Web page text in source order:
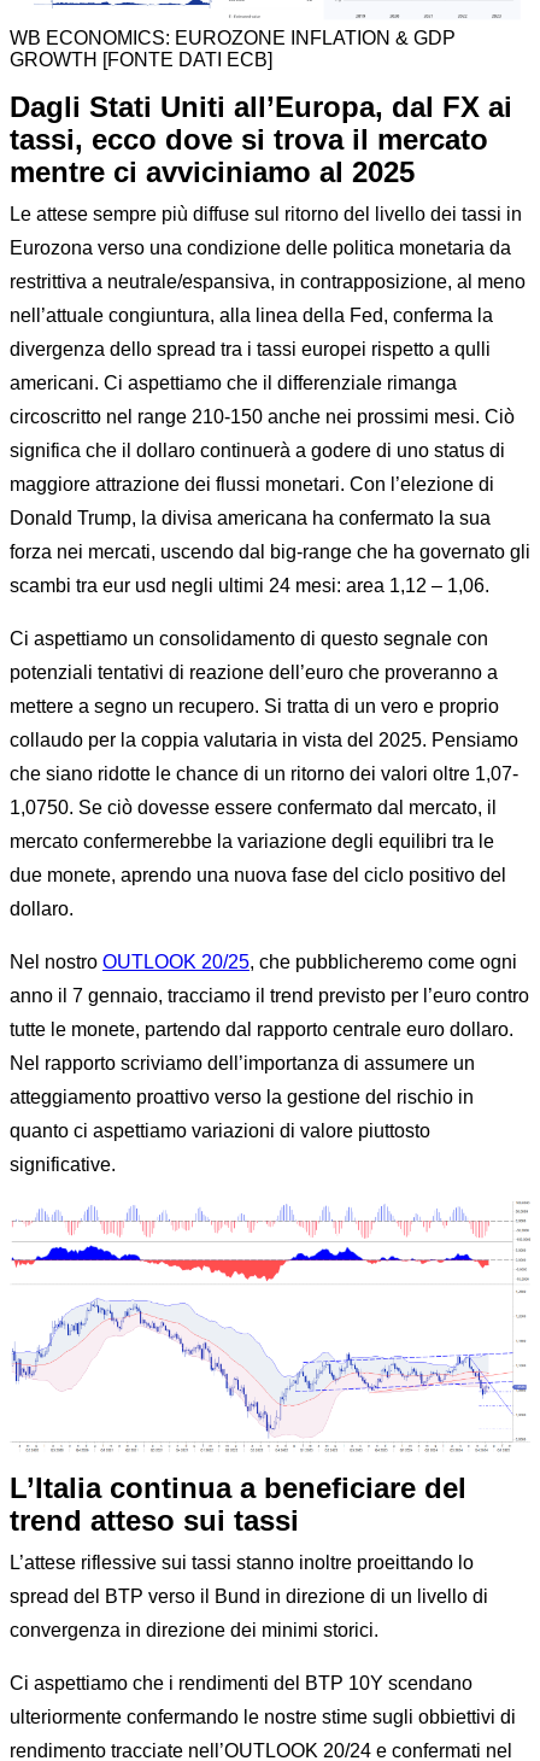
WB ECONOMICS: EUROZONE INFLATION & GDP
GROWTH [FONTE DATI ECB]
Dagli Stati Uniti all’Europa, dal FX ai
tassi, ecco dove si trova il mercato
mentre ci avviciniamo al 2025
Le attese sempre più diffuse sul ritorno del livello dei tassi in
Eurozona verso una condizione delle politica monetaria da
restrittiva a neutrale/espansiva, in contrapposizione, al meno
nell’attuale congiuntura, alla linea della Fed, conferma la
divergenza dello spread tra i tassi europei rispetto a qulli
americani. Ci aspettiamo che il differenziale rimanga
circoscritto nel range 210-150 anche nei prossimi mesi. Ciò
significa che il dollaro continuerà a godere di uno status di
maggiore attrazione dei flussi monetari. Con l’elezione di
Donald Trump, la divisa americana ha confermato la sua
forza nei mercati, uscendo dal big-range che ha governato gli
scambi tra eur usd negli ultimi 24 mesi: area 1,12 – 1,06.
Ci aspettiamo un consolidamento di questo segnale con
potenziali tentativi di reazione dell’euro che proveranno a
mettere a segno un recupero. Si tratta di un vero e proprio
collaudo per la coppia valutaria in vista del 2025. Pensiamo
che siano ridotte le chance di un ritorno dei valori oltre 1,07-
1,0750. Se ciò dovesse essere confermato dal mercato, il
mercato confermerebbe la variazione degli equilibri tra le
due monete, aprendo una nuova fase del ciclo positivo del
dollaro.
Nel nostro OUTLOOK 20/25, che pubblicheremo come ogni
anno il 7 gennaio, tracciamo il trend previsto per l’euro contro
tutte le monete, partendo dal rapporto centrale euro dollaro.
Nel rapporto scriviamo dell’importanza di assumere un
atteggiamento proattivo verso la gestione del rischio in
quanto ci aspettiamo variazioni di valore piuttosto
significative.
L’Italia continua a beneficiare del
trend atteso sui tassi
L’attese riflessive sui tassi stanno inoltre proeittando lo
spread del BTP verso il Bund in direzione di un livello di
convergenza in direzione dei minimi storici.
Ci aspettiamo che i rendimenti del BTP 10Y scendano
ulteriormente confermando le nostre stime sugli obbiettivi di
rendimento tracciate nell’OUTLOOK 20/24 e confermati nel